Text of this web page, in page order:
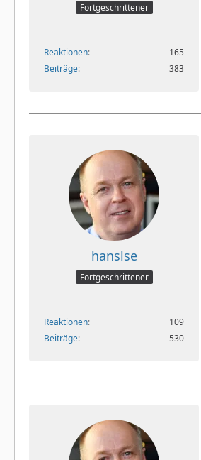
Fortgeschrittener
Reaktionen
165
Beiträge
383
hanslse
Fortgeschrittener
Reaktionen
109
Beiträge
530